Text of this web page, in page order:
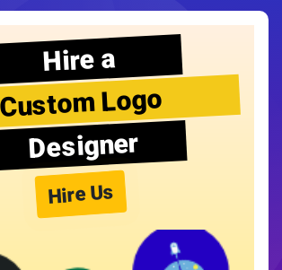
Hire a
Custom Logo
Designer
Hire Us